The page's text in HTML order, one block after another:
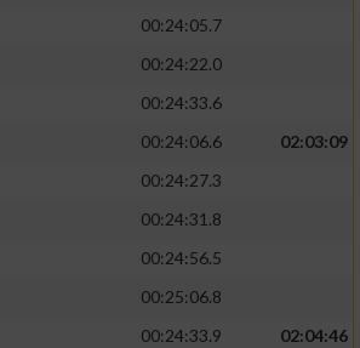
00:24:05.7
00:24:22.0
00:24:33.6
00:24:06.6
02:03:09
00:24:27.3
00:24:31.8
00:24:56.5
00:25:06.8
00:24:33.9
02:04:46